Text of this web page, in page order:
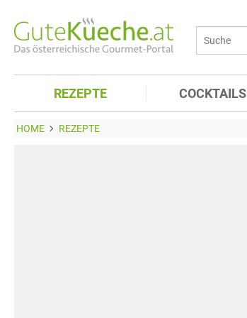
REZEPTE COCKTAILS
HOME REZEPTE